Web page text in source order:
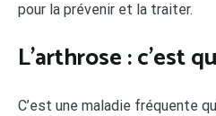
pour la prévenir et la traiter.
L’arthrose : c’est
C’est une maladie fréquente